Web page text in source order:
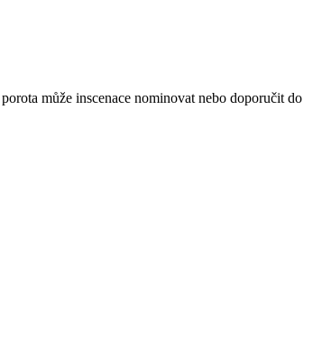
může inscenace nominovat nebo doporučit do